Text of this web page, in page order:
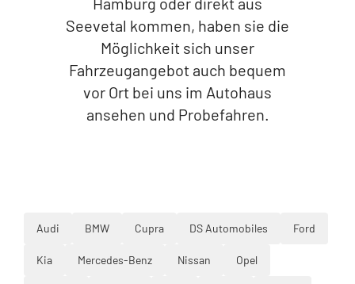
Seevetal kommen, haben sie die
Möglichkeit sich unser
Fahrzeugangebot auch bequem
vor Ort bei uns im Autohaus
ansehen und Probefahren.
Audi BMW Cupra DS Automobiles Ford
Kia Mercedes-Benz Nissan Opel